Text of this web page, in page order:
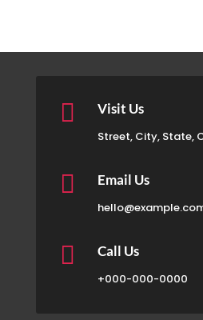
 Visit Us
Street, City, State,
 Email Us
 Call Us
+000-000-0000